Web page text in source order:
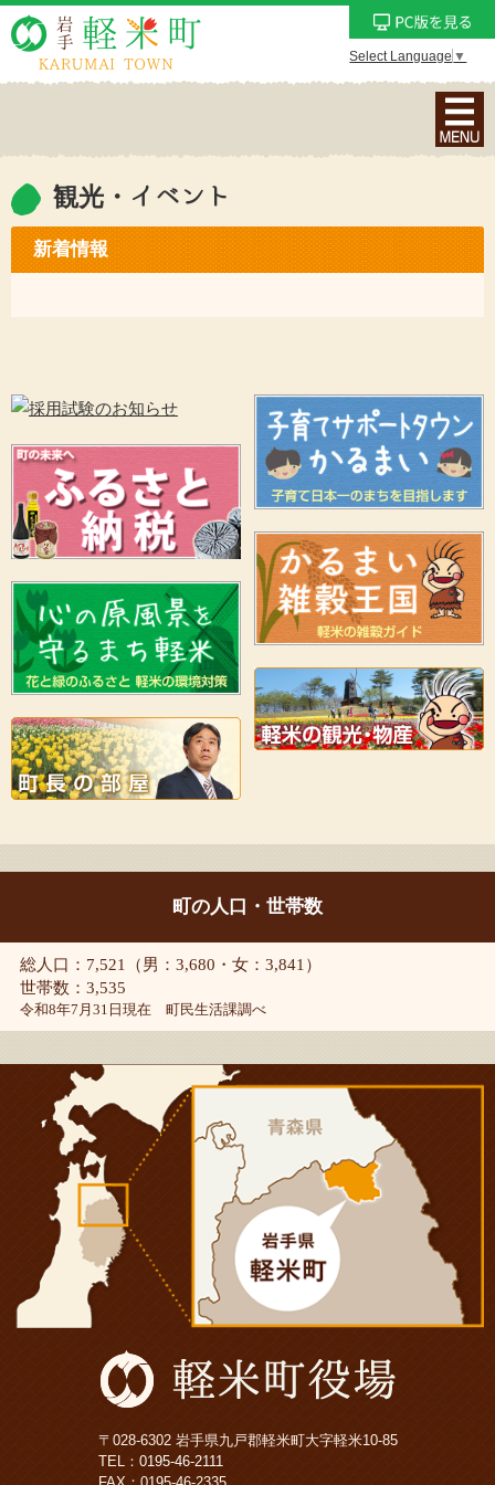
Select Language ▼
ナ
ビ
ョ
ン
を
表
示
観光・イベント
新着情報
町の人口・世帯数
総人口：7,521（男：3,680・女：3,841）
世帯数：3,535
令和8年7月31日現在 町民生活課調べ
〒028-6302 岩手県九戸郡軽米町大字軽米10-85
TEL： 0195-46-2111